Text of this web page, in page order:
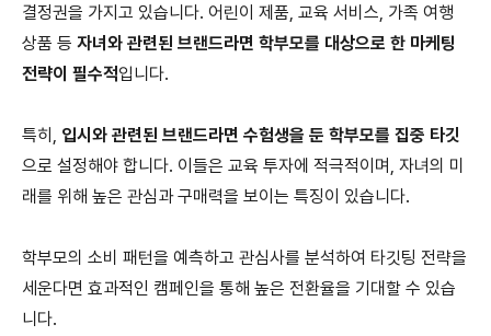
결정권을 가지고 있습니다. 어린이 제품, 교육 서비스, 가족 여행
상품 등 자녀와 관련된 브랜드라면 학부모를 대상으로 한 마케팅
전략이 필수적입니다.
특히, 입시와 관련된 브랜드라면 수험생을 둔 학부모를 집중 타깃
으로 설정해야 합니다. 이들은 교육 투자에 적극적이며, 자녀의 미
래를 위해 높은 관심과 구매력을 보이는 특징이 있습니다.
학부모의 소비 패턴을 예측하고 관심사를 분석하여 타깃팅 전략을
세운다면 효과적인 캠페인을 통해 높은 전환율을 기대할 수 있습
니다.